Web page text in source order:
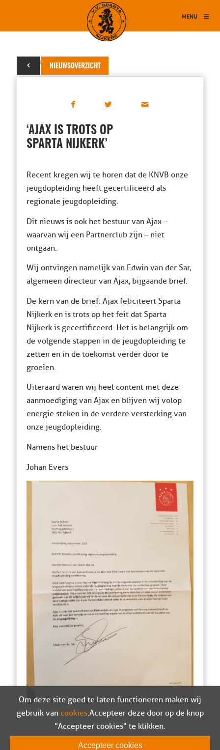
MENU
NIEUWSOVERZICHT
07 september 2019
‘AJAX IS TROTS OP
SPARTA NIJKERK’
Recent kregen wij te horen dat de KNVB onze
jeugdopleiding heeft gecertificeerd als
regionale jeugdopleiding.
Dit nieuws is ook het bestuur van Ajax –
waarvan wij een Partnerclub zijn – niet
ontgaan.
Wij ontvingen namelijk van Edwin van der Sar,
algemeen directeur van Ajax, bijgaande brief.
De kern van de brief: Ajax feliciteert Sparta
Nijkerk en is trots op het feit dat Sparta
Nijkerk is gecertificeerd. Het is belangrijk om
de volgende stappen in de jeugdopleiding te
zetten en in de toekomst verder door te
groeien.
Uiteraard waren wij heel content met deze
aanmoediging van Ajax en blijven wij volop
energie steken in de verdere versterking van
onze jeugdopleiding.
Namens het bestuur
Johan Evers
Om deze site goed te laten functioneren maken wij
gebruik van cookies. Accepteer deze door op de knop
"Accepteer cookies" te klikken.
Accepteer cookies